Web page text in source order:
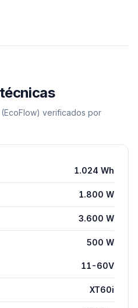
(EcoFlow) verificados por
1.024 Wh
1.800 W
3.600 W
500 W
11-60V
XT60i